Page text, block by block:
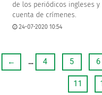
de los periódicos ingleses
cuenta de crímenes.
24-07-2020 10:54
← … 4 5 6
11